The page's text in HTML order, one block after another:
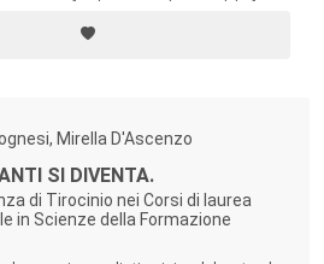
di una scuola
Mirella D'Ascenzo
SI DIVENTA.
di Tirocinio nei Corsi di laurea
in Scienze della Formazione